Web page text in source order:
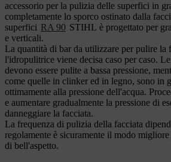
accessorio per la pulizia delle superfici in
completamente lo sporco ostinato dalla
superfici RA 90 STIHL è progettato per
e verticali.
La quantità di bar da utilizzare per pulire la
l'idropulitrice viene decisa caso per caso.
devono essere pulite a bassa pressione,
come quelle in clinker ed in legno, sono in
ottimamente alla pressione dell'acqua.
e aumentare gradualmente la pressione di
danneggiare la facciata.
La frequenza di pulizia della facciata
regolamente è sicuramente il modo
di bell'aspetto.